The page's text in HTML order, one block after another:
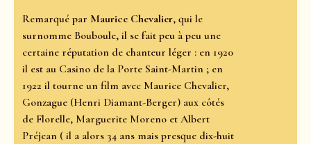
Remarqué par Maurice Chevalier, qui le
surnomme Bouboule, il se fait peu à peu une
certaine réputation de chanteur léger : en 1920
il est au Casino de la Porte Saint-Martin ; en
1922 il tourne un film avec Maurice Chevalier,
Gonzague (Henri Diamant-Berger) aux côtés
de Florelle, Marguerite Moreno et Albert
Préjean ( il a alors 34 ans mais presque dix-huit